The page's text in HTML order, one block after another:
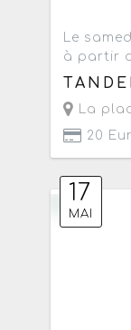
Le
à partir
La
20
17
MAI